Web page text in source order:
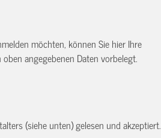
möchten, können Sie hier Ihre
angegebenen Daten vorbelegt.
(siehe unten) gelesen und akzeptiert.